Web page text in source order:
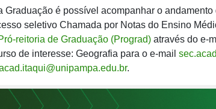
Graduação é possível acompanhar o
seletivo Chamada por Notas do Ensino
reitoria de Graduação (Prograd) através do e-
de interesse: Geografia para o e-mail
.